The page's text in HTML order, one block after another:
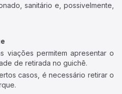
sanitário e, possivelmente,
viações permitem apresentar o
de retirada no guichê.
casos, é necessário retirar o